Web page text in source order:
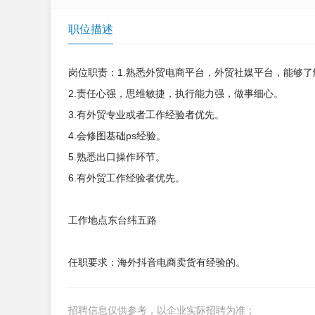
职位描述
岗位职责：1.熟悉外贸电商平台，外贸社媒平台，能够了
2.责任心强，思维敏捷，执行能力强，做事细心。
3.有外贸专业或者工作经验者优先。
4.会修图基础ps经验。
5.熟悉出口操作环节。
6.有外贸工作经验者优先。
工作地点东台纬五路
任职要求：海外抖音电商卖货有经验的。
招聘信息仅供参考，以企业实际招聘为准；